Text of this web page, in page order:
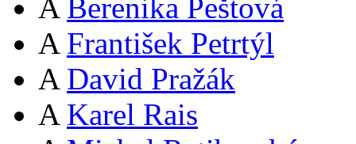
A Berenika Peštová
A František Petrtýl
A David Pražák
A Karel Rais